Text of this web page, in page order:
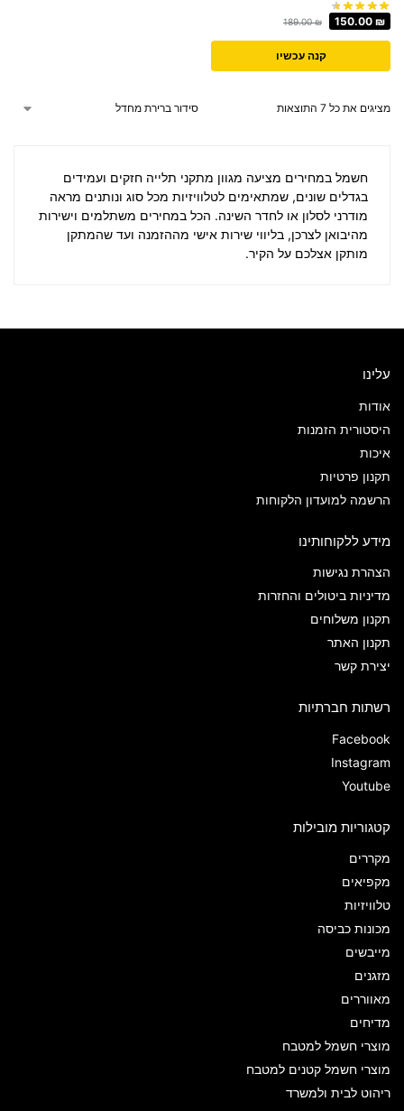
189.00₪ 150.00 ₪
קנה עכשיו
מציגים את כל ⁦7⁩ התוצאות
חשמל במחירים מציעה מגוון מתקני תלייה חזקים ועמידים
בגדלים שונים, שמתאימים לטלוויזיות מכל סוג ונותנים מראה
מודרני לסלון או לחדר השינה. הכל במחירים משתלמים וישירות
מהיבואן לצרכן, בליווי שירות אישי מההזמנה ועד שהמתקן
מותקן אצלכם על הקיר.
עלינו
אודות
היסטורית הזמנות
איכות
תקנון פרטיות
הרשמה למועדון הלקוחות
מידע ללקוחותינו
הצהרת נגישות
מדיניות ביטולים והחזרות
תקנון משלוחים
תקנון האתר
יצירת קשר
רשתות חברתיות
Facebook
Instagram
Youtube
קטגוריות מובילות
מקררים
מקפיאים
טלוויזיות
מכונות כביסה
מייבשים
מזגנים
מאווררים
מדיחים
מוצרי חשמל למטבח
מוצרי חשמל קטנים למטבח
ריהוט לבית ולמשרד